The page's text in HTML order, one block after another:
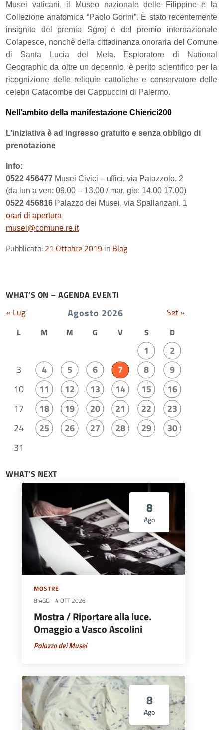
Musei vaticani, il Museo nazionale delle Filippine e la
Collezione anatomica “Paolo Gorini”. È stato recentemente
insignito del premio Sgroj e del premio internazionale
Colapesce, nonchè della cittadinanza onoraria del Comune
di Santa Lucia del Mela. Esploratore di National
Geographic da oltre un decennio, è perito scientifico per la
ricognizione delle reliquie cattoliche e conservatore delle
celebri Catacombe dei Cappuccini di Palermo.
Nell’ambito della manifestazione Chierici200
L’iniziativa è ad ingresso gratuito e senza obbligo di
prenotazione
Info:
0522 456477 Musei Civici – uffici, via Palazzolo, 2
(da lun a ven: 09.00 – 13.00 / mar, gio: 14.00 17.00)
0522 456816 Palazzo dei Musei, via Spallanzani, 1
orari di apertura
musei@comune.re.it
Pubblicato: 21 Ottobre 2019 in Blog
WHAT’S ON – AGENDA EVENTI
Agosto 2026
L M M G V S D
1
2
3
4 5 6 7 8
9
10
11 12 13 14 15
16
17
18 19 20 21 22
23
24
25 26 27 28 29
30
31
« Lug Set »
WHAT’S NEXT
8
Ago
MOSTRE
8 AGO -4 OTT 2026
Mostra / Riportare alla luce.
Omaggio a Vasco Ascolini
Palazzo dei Musei
8
Ago